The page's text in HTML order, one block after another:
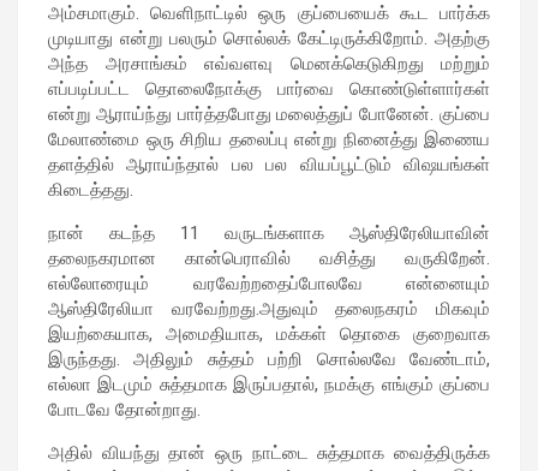
அம்சமாகும். வெளிநாட்டில் ஒரு குப்பையைக் கூட பார்க்க
முடியாது என்று பலரும் சொல்லக் கேட்டிருக்கிறோம். அதற்கு
அந்த அரசாங்கம் எவ்வளவு மெனக்கெடுகிறது மற்றும்
எப்படிப்பட்ட தொலைநோக்கு பார்வை கொண்டுள்ளார்கள்
என்று ஆராய்ந்து பார்த்தபோது மலைத்துப் போனேன். குப்பை
மேலாண்மை ஒரு சிறிய தலைப்பு என்று நினைத்து இணைய
தளத்தில் ஆராய்ந்தால் பல பல வியப்பூட்டும் விஷயங்கள்
கிடைத்தது.
நான் கடந்த 11 வருடங்களாக ஆஸ்திரேலியாவின்
தலைநகரமான கான்பெராவில் வசித்து வருகிறேன்.
எல்லோரையும் வரவேற்றதைப்போலவே என்னையும்
ஆஸ்திரேலியா வரவேற்றது.அதுவும் தலைநகரம் மிகவும்
இயற்கையாக, அமைதியாக, மக்கள் தொகை குறைவாக
இருந்தது. அதிலும் சுத்தம் பற்றி சொல்லவே வேண்டாம்,
எல்லா இடமும் சுத்தமாக இருப்பதால், நமக்கு எங்கும் குப்பை
போடவே தோன்றாது.
அதில் வியந்து தான் ஒரு நாட்டை சுத்தமாக வைத்திருக்க